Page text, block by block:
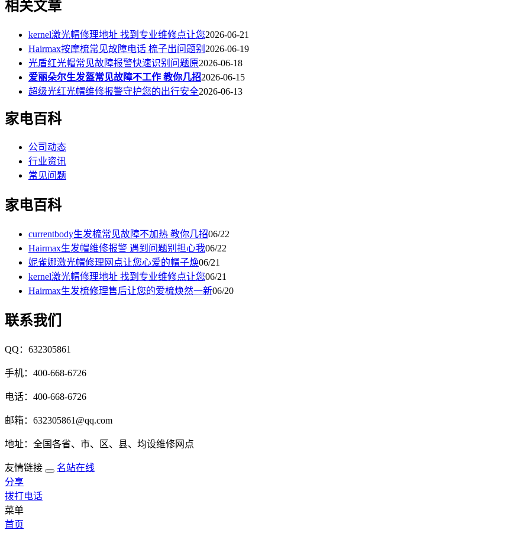
相关文章
kernel激光帽修理地址 找到专业维修点让您2026-06-21
Hairmax按摩梳常见故障电话 梳子出问题别 2026-06-19
光盾红光帽常见故障报警快速识别问题原2026-06-18
爱丽朵尔生发盔常见故障不工作 教你几招2026-06-15
超级光红光帽维修报警守护您的出行安全2026-06-13
家电百科
公司动态
行业资讯
常见问题
家电百科
currentbody生发梳常见故障不加热 教你几招06/22
Hairmax生发帽维修报警 遇到问题别担心我06/22
妮雀娜激光帽修理网点让您心爱的帽子焕06/21
kernel激光帽修理地址 找到专业维修点让您06/21
Hairmax生发梳修理售后让您的爱梳焕然一新06/20
联系我们
QQ：632305861
手机：400-668-6726
电话：400-668-6726
邮箱：632305861@qq.com
地址：全国各省、市、区、县、均设维修网点
友情链接
名站在线
分享
拨打电话
菜单
首页